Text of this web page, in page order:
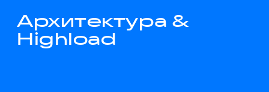
Архитектура &
Highload